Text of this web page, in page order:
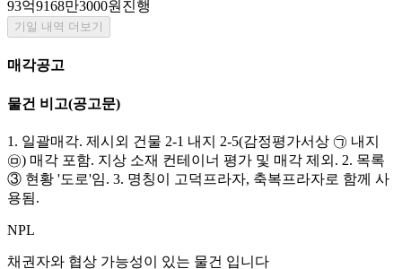
93억9168만3000원 진행
기일 내역 더보기
매각공고
물건 비고(공고문)
1. 일괄매각. 제시외 건물 2-1 내지 2-5(감정평가서상 ㉠ 내지
㉤) 매각 포함. 지상 소재 컨테이너 평가 및 매각 제외. 2. 목록
③ 현황 '도로'임. 3. 명칭이 고덕프라자, 축복프라자로 함께 사
용됨.
NPL
채권자와 협상 가능성이 있는 물건 입니다